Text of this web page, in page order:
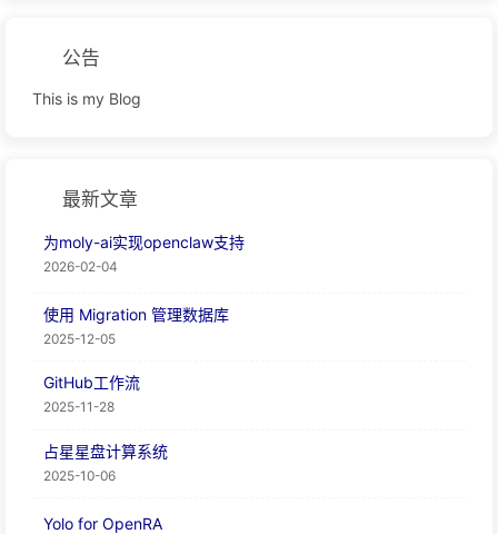
公告
This is my Blog
最新文章
为moly-ai实现openclaw支持
2026-02-04
使用 Migration 管理数据库
2025-12-05
GitHub工作流
2025-11-28
占星星盘计算系统
2025-10-06
Yolo for OpenRA